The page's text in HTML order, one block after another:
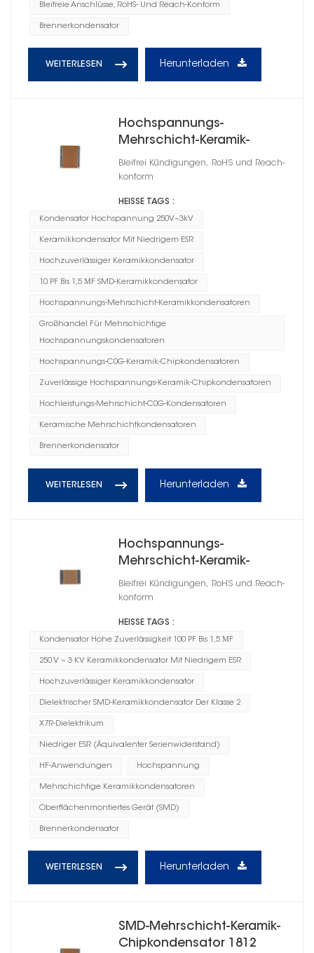
Bleifreie Anschlüsse, RoHS- Und Reach-Konform
Brennerkondensator
WEITERLESEN Herunterladen
Hochspannungs-
Mehrschicht-Keramik-
Chipkondensatoren C0G
Bleifrei Kündigungen, RoHS und Reach-
konform
HEISSE TAGS :
Kondensator Hochspannung 250V~3kV
Keramikkondensator Mit Niedrigem ESR
Hochzuverlässiger Keramikkondensator
10 PF Bis 1,5 ΜF SMD-Keramikkondensator
Hochspannungs-Mehrschicht-Keramikkondensatoren
Großhandel Für Mehrschichtige
Hochspannungskondensatoren
Hochspannungs-C0G-Keramik-Chipkondensatoren
Zuverlässige Hochspannungs-Keramik-Chipkondensatoren
Hochleistungs-Mehrschicht-C0G-Kondensatoren
Keramische Mehrschichtkondensatoren
Brennerkondensator
WEITERLESEN Herunterladen
Hochspannungs-
Mehrschicht-Keramik-
Chipkondensatoren X7R
Bleifrei Kündigungen, RoHS und Reach-
konform
HEISSE TAGS :
Kondensator Hohe Zuverlässigkeit 100 PF Bis 1,5 ΜF
250 V ~ 3 KV Keramikkondensator Mit Niedrigem ESR
Hochzuverlässiger Keramikkondensator
Dielektrischer SMD-Keramikkondensator Der Klasse 2
X7R-Dielektrikum
Niedriger ESR (Äquivalenter Serienwiderstand)
HF-Anwendungen Hochspannung
Mehrschichtige Keramikkondensatoren
Oberflächenmontiertes Gerät (SMD)
Brennerkondensator
WEITERLESEN Herunterladen
SMD-Mehrschicht-Keramik-
Chipkondensator 1812